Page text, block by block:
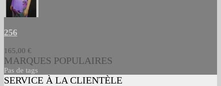
256
165,00 €
MARQUES POPULAIRES
Pas de tags
SERVICE À LA CLIENTÈLE